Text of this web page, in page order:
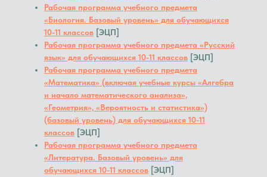
Рабочая программа учебного предмета
«Биология. Базовый уровень» для обучающихся
10-11 классов [ЭЦП]
Рабочая программа учебного предмета «Русский
язык» для обучающихся 10-11 классов [ЭЦП]
Рабочая программа учебного предмета
«Математика» (включая учебные курсы «Алгебра
и начало математического анализа»,
«Геометрия», «Вероятность и статистика»)
(базовый уровень) для обучающихся 10-11
классов [ЭЦП]
Рабочая программа учебного предмета
«Литература. Базовый уровень» для
обучающихся 10-11 классов [ЭЦП]